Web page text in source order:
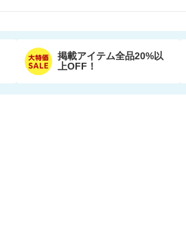
掲載アイテム全品20%以
上OFF！